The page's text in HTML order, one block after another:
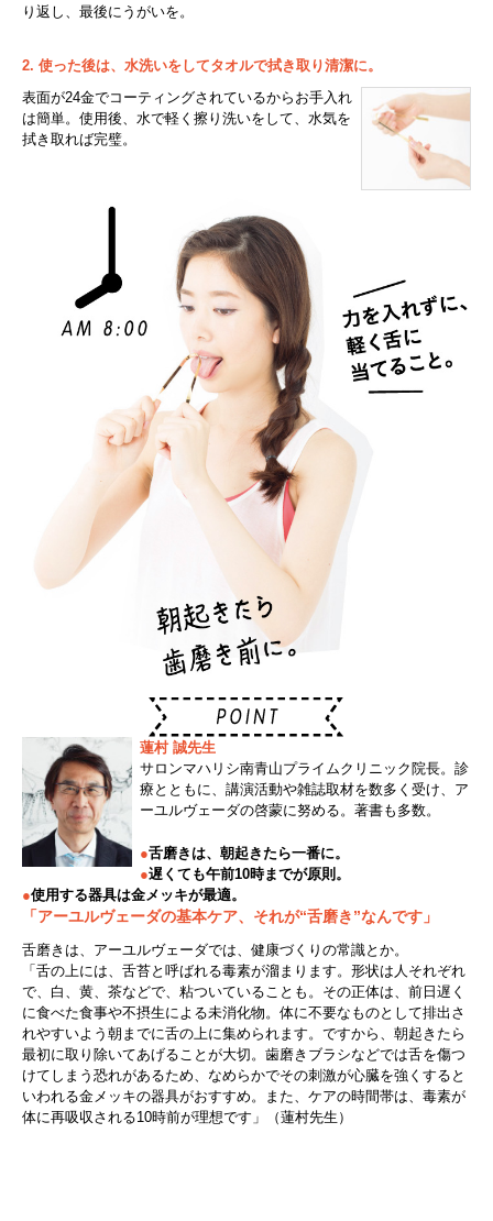
り返し、最後にうがいを。
2. 使った後は、水洗いをしてタオルで拭き取り清潔に。
表面が24金でコーティングされているからお手入れ
は簡単。使用後、水で軽く擦り洗いをして、水気を
拭き取れば完璧。
蓮村 誠先生
サロンマハリシ南青山プライムクリニック院長。診
療とともに、講演活動や雑誌取材を数多く受け、ア
ーユルヴェーダの啓蒙に努める。著書も多数。
●舌磨きは、朝起きたら一番に。
●遅くても午前10時までが原則。
●使用する器具は金メッキが最適。
「アーユルヴェーダの基本ケア、それが“舌磨き”なんです」
舌磨きは、アーユルヴェーダでは、健康づくりの常識とか。
「舌の上には、舌苔と呼ばれる毒素が溜まります。形状は人それぞれ
で、白、黄、茶などで、粘ついていることも。その正体は、前日遅く
に食べた食事や不摂生による未消化物。体に不要なものとして排出さ
れやすいよう朝までに舌の上に集められます。ですから、朝起きたら
最初に取り除いてあげることが大切。歯磨きブラシなどでは舌を傷つ
けてしまう恐れがあるため、なめらかでその刺激が心臓を強くすると
いわれる金メッキの器具がおすすめ。また、ケアの時間帯は、毒素が
体に再吸収される10時前が理想です」（蓮村先生）